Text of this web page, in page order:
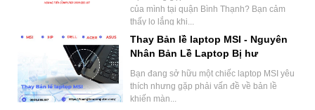
của mình tại quận Bình Thạnh? Bạn cảm
thấy lo lắng khi...
Thay Bản lề laptop MSI - Nguyên
Nhân Bản Lề Laptop Bị hư
Bạn đang sở hữu một chiếc laptop MSI yêu
thích nhưng gặp phải vấn đề về bản lề
khiến màn...